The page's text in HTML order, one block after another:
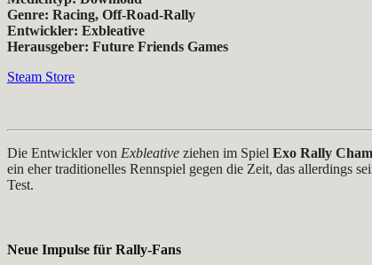
Genre: Racing, Off-Road-Rally
Entwickler: Exbleative
Herausgeber: Future Friends Games
Steam Store
Die Entwickler von Exbleative ziehen im Spiel Exo Rally
ein eher traditionelles Rennspiel gegen die Zeit, das allerdings
Test.
Neue Impulse für Rally-Fans